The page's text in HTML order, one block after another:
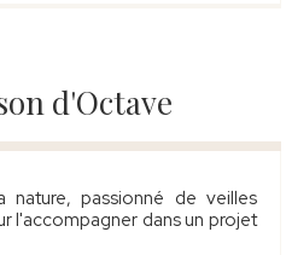
d'Octave
nature, passionné de veilles
l'accompagner dans un projet